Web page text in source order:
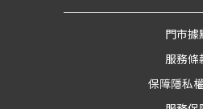
門市據
服務條
保障隱私